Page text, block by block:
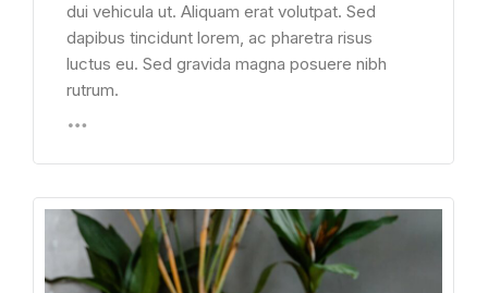
dui vehicula ut. Aliquam erat volutpat. Sed
dapibus tincidunt lorem, ac pharetra risus
luctus eu. Sed gravida magna posuere nibh
rutrum.